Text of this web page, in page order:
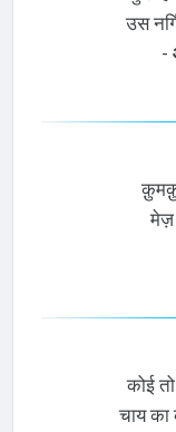
उस
-
मेज़
कोई
चाय